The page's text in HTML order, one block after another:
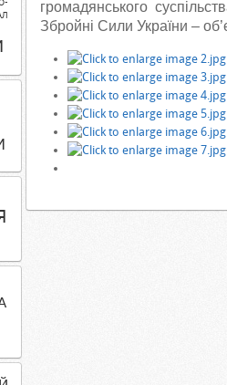
громадянського
Збройні Сили України –